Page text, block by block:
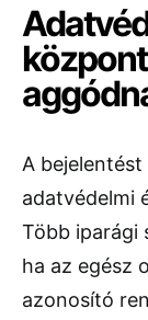
A
adatvédelmi
Több iparági
ha az egész
azonosító